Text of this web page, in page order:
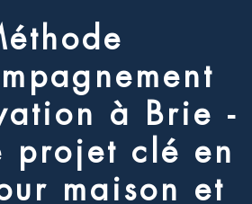
éthod e
mpagnement
ation à Brie -
projet c é en
ur maison et